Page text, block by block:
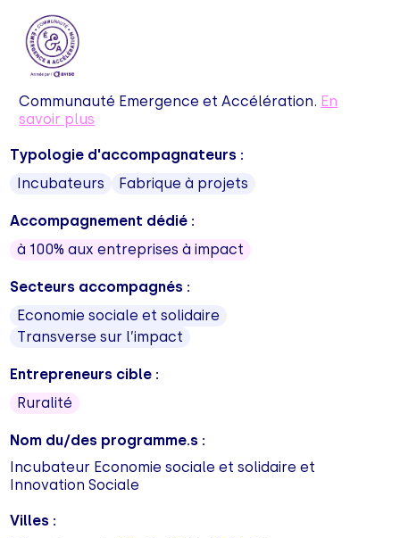
Communauté Emergence et Accélération. En
savoir plus
Typologie d'accompagnateurs :
Incubateurs
Fabrique à projets
Accompagnement dédié :
à 100% aux entreprises à impact
Secteurs accompagnés :
Economie sociale et solidaire
Transverse sur l’impact
Entrepreneurs cible :
Ruralité
Nom du/des programme.s :
Incubateur Economie sociale et solidaire et
Innovation Sociale
Villes :